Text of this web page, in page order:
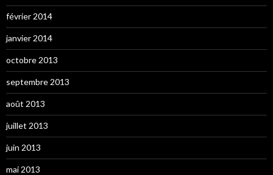
février 2014
janvier 2014
octobre 2013
septembre 2013
août 2013
juillet 2013
juin 2013
mai 2013